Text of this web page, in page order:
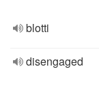
blotti
disengaged